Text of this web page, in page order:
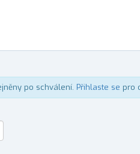
po schválení. Přihlaste se pro